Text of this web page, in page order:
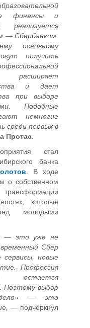
финансы и
— Сбербанком.
основному
получить
расширяет
и дает
при выборе
Подобные
немногие
среди первых в
Протас
стал
банка
. В ходе
о собственном
которые
молодыми
— это уже не
Сбер
новые
Профессия
остается
Поэтому выбор
дело» — это
— подчеркнул